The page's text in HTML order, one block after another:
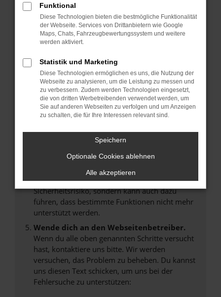
Internetverbindung.
Laden andere Webseiten, zum Beispiel deine
Suchmaschine?
Prüfe deine Browsererweiterungen.
können das Laden bestimmter Seiten
verhindern. Funktioniert die Seite in einem
anderen Browser oder in einem privaten
Fenster?
Starte dein Gerät neu.
Probleme zu beheben.
Betriebssystem auf dem neuesten Stand
Veraltete Software birgt nicht nur ein
Sicherheitsrisiko, sondern kann auch dazu
führen, dass bestimmte Funktionen nicht mehr
unterstützt werden.
Wende dich an den Webseitenbetreiber.
Wenn du alle oben genannten Schritte versucht
hast, kontaktiere uns bitte. Wir werden
versuchen, das Problem zu beheben. Du kannst
uns diesen Text schicken, um uns bei der
Fehlersuche zu unterstützen:
Funktional
Diese Technologien bieten die bestmögliche Funktionalität
der Webseite. Services von Drittanbietern wie Google
Maps, Chats, Fahrzeugbewertungssystem und weitere
werden aktiviert.
Statistik und Marketing
Diese Technologien ermöglichen es uns, die Nutzung der
Webseite zu analysieren, um die Leistung zu messen und
zu verbessern. Zudem werden Technologien eingesetzt,
die von dritten Werbetreibenden verwendet werden, um
Sie auf anderen Webseiten zu verfolgen und um Anzeigen
zu schalten, die für Ihre Interessen relevant sind.
Speichern
Optionale Cookies ablehnen
Alle akzeptieren